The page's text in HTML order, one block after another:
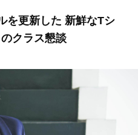
を更新した 新鮮なTシ
クラス懇談